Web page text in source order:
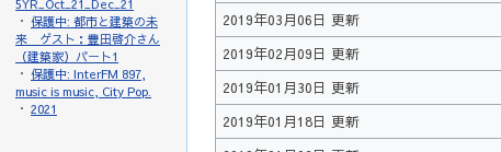
2019年03月06日 更新
2019年02月09日 更新
2019年01月30日 更新
2019年01月18日 更新
5YR_Oct_21_Dec_21
保護中: 都市と建築の未
来 ゲスト：豊田啓介さん
（建築家）パート1
保護中: InterFM 897,
music is music, City Pop.
2021